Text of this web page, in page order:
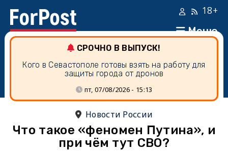
Меню
18+
СРОЧНО В ВЫПУСК!
Кого в Севастополе готовы взять на работу для
защиты города от дронов
пт, 07/08/2026 - 15:13
Новости России
Что такое «феномен Путина», и
при чём тут СВО?